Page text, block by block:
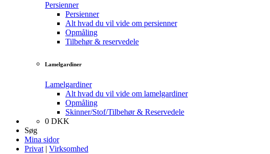
Persienner
Persienner
Alt hvad du vil vide om persienner
Opmåling
Tilbehør & reservedele
Lamelgardiner
Lamelgardiner
Alt hvad du vil vide om lamelgardiner
Opmåling
Skinner/Stof/Tilbehør & Reservedele
0 DKK
Søg
Mina sidor
Privat | Virksomhed